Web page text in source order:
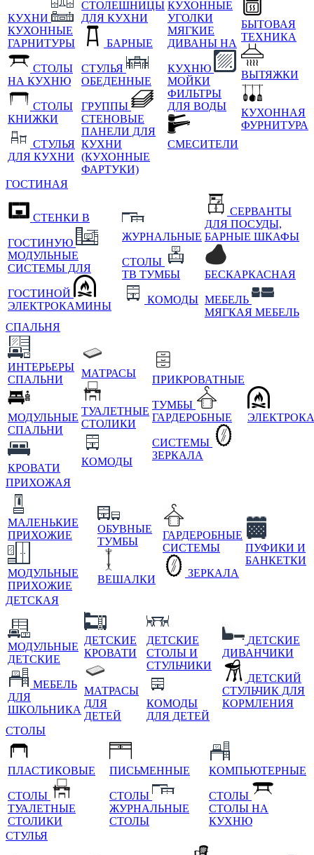
КУХНИ
КУХОННЫЕ
ГАРНИТУРЫ
СТОЛЫ
НА КУХНЮ
СТОЛЫ
КНИЖКИ
СТУЛЬЯ
ДЛЯ КУХНИ
СТОЛЕШНИЦЫ
ДЛЯ КУХНИ
БАРНЫЕ
СТУЛЬЯ
ОБЕДЕННЫЕ
ГРУППЫ
СТЕНОВЫЕ
ПАНЕЛИ ДЛЯ
КУХНИ
(КУХОННЫЕ
ФАРТУКИ)
КУХОННЫЕ
УГОЛКИ
МЯГКИЕ
ДИВАНЫ НА
КУХНЮ
МОЙКИ
ФИЛЬТРЫ
ДЛЯ ВОДЫ
СМЕСИТЕЛИ
БЫТОВАЯ
ТЕХНИКА
ВЫТЯЖКИ
КУХОННАЯ
ФУРНИТУРА
ГОСТИНАЯ
СТЕНКИ В
ГОСТИНУЮ
МОДУЛЬНЫЕ
СИСТЕМЫ ДЛЯ
ГОСТИНОЙ
ЭЛЕКТРОКАМИНЫ
ЖУРНАЛЬНЫЕ
СТОЛЫ
ТВ ТУМБЫ
КОМОДЫ
СЕРВАНТЫ
ДЛЯ ПОСУДЫ,
БАРНЫЕ ШКАФЫ
БЕСКАРКАСНАЯ
МЕБЕЛЬ
МЯГКАЯ МЕБЕЛЬ
СПАЛЬНЯ
ИНТЕРЬЕРЫ
СПАЛЬНИ
МОДУЛЬНЫЕ
СПАЛЬНИ
КРОВАТИ
МАТРАСЫ
ТУАЛЕТНЫЕ
СТОЛИКИ
КОМОДЫ
ПРИКРОВАТНЫЕ
ТУМБЫ
ГАРДЕРОБНЫЕ
СИСТЕМЫ
ЗЕРКАЛА
ПРИХОЖАЯ
МАЛЕНЬКИЕ
ПРИХОЖИЕ
МОДУЛЬНЫЕ
ПРИХОЖИЕ
ОБУВНЫЕ
ТУМБЫ
ВЕШАЛКИ
ГАРДЕРОБНЫЕ
СИСТЕМЫ
ЗЕРКАЛА
ПУФИКИ И
БАНКЕТКИ
ДЕТСКАЯ
МОДУЛЬНЫЕ
ДЕТСКИЕ
МЕБЕЛЬ
ДЛЯ
ШКОЛЬНИКА
ДЕТСКИЕ
КРОВАТИ
МАТРАСЫ
ДЛЯ
ДЕТЕЙ
ДЕТСКИЕ
СТОЛЫ И
СТУЛЬЧИКИ
КОМОДЫ
ДЛЯ ДЕТЕЙ
ДЕТСКИЕ
ДИВАНЧИКИ
ДЕТСКИЙ
СТУЛЬЧИК ДЛЯ
КОРМЛЕНИЯ
СТОЛЫ
ПЛАСТИКОВЫЕ
СТОЛЫ
ТУАЛЕТНЫЕ
СТОЛИКИ
ПИСЬМЕННЫЕ
СТОЛЫ
ЖУРНАЛЬНЫЕ
СТОЛЫ
КОМПЬЮТЕРНЫЕ
СТОЛЫ
СТОЛЫ НА
КУХНЮ
СТУЛЬЯ